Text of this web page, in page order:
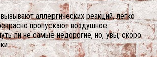
аллергических реакций, легко
пропускают воздушное
ли не самые недорогие, но, увы, скоро